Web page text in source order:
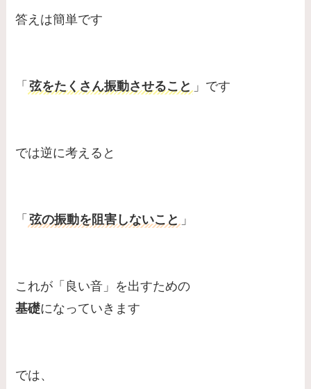
答えは簡単です
「 弦をたくさん振動させること 」です
では逆に考えると
「 弦の振動を阻害しないこと 」
これが「良い音」を出すための
基礎になっていきます
では、